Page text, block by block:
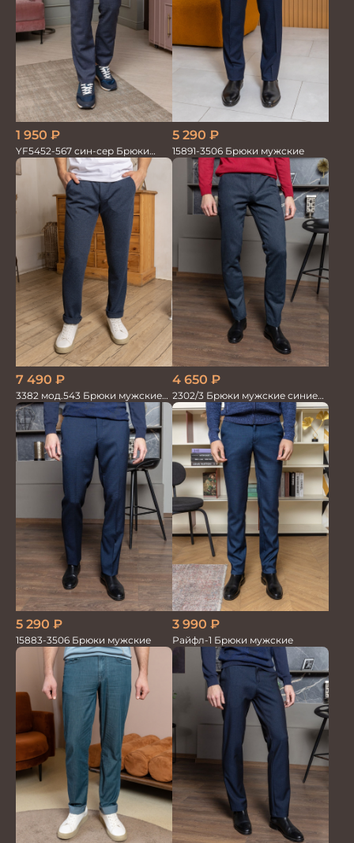
1 950 ₽
YF5452-567 син-сер Брюки
мужские
5 290 ₽
15891-3506 Брюки мужские
7 490 ₽
3382 мод.543 Брюки мужские
син.меланж трикотаж
4 650 ₽
2302/3 Брюки мужские синие
диагональ
5 290 ₽
15883-3506 Брюки мужские
3 990 ₽
Райфл-1 Брюки мужские